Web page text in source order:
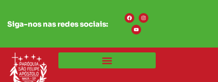
Siga-nos nas redes sociais: